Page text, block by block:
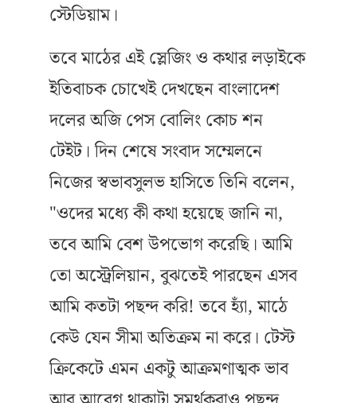
স্টেডিয়াম।
তবে মাঠের এই স্লেজিং ও কথার লড়াইকে
ইতিবাচক চোখেই দেখছেন বাংলাদেশ
দলের অজি পেস বোলিং কোচ শন
টেইট। দিন শেষে সংবাদ সম্মেলনে
নিজের স্বভাবসুলভ হাসিতে তিনি বলেন,
"ওদের মধ্যে কী কথা হয়েছে জানি না,
তবে আমি বেশ উপভোগ করেছি। আমি
তো অস্ট্রেলিয়ান, বুঝতেই পারছেন এসব
আমি কতটা পছন্দ করি! তবে হ্যাঁ, মাঠে
কেউ যেন সীমা অতিক্রম না করে। টেস্ট
ক্রিকেটে এমন একটু আক্রমণাত্মক ভাব